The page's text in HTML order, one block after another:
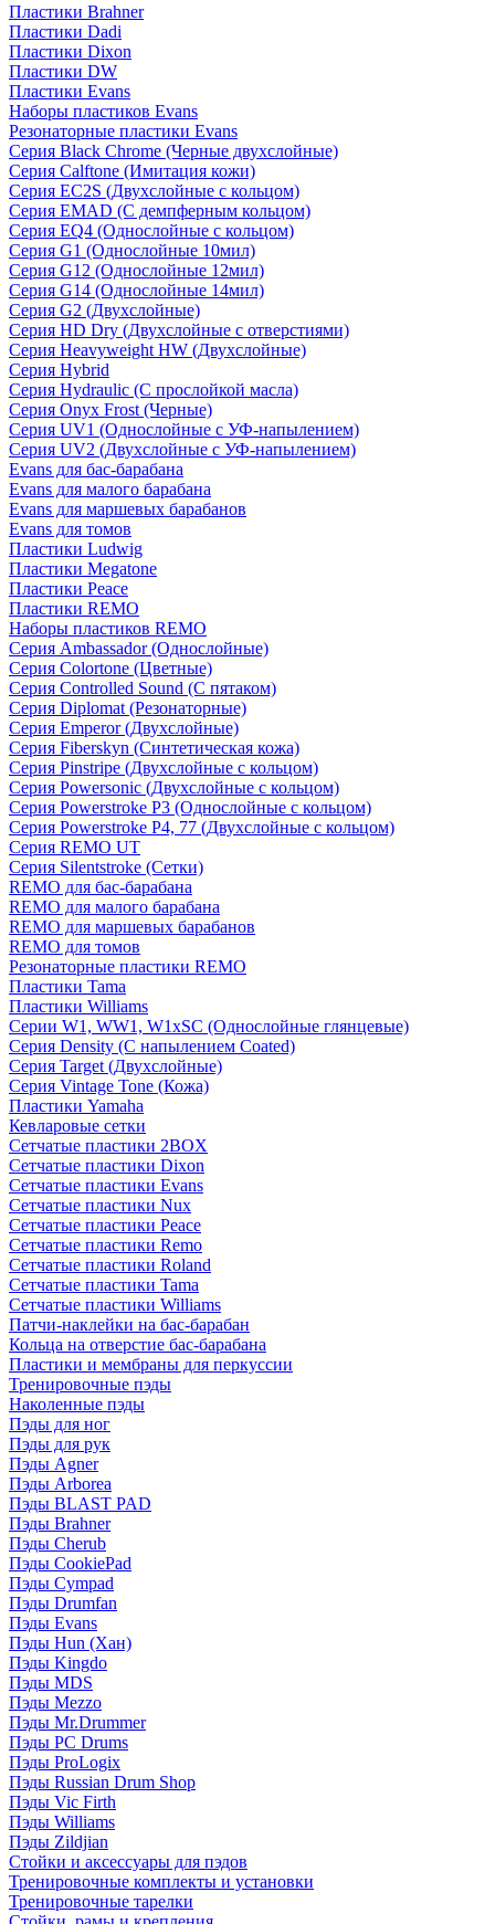
Пластики Brahner
Пластики Dadi
Пластики Dixon
Пластики DW
Пластики Evans
Наборы пластиков Evans
Резонаторные пластики Evans
Серия Black Chrome (Черные двухслойные)
Серия Calftone (Имитация кожи)
Серия EC2S (Двухслойные с кольцом)
Серия EMAD (С демпферным кольцом)
Серия EQ4 (Однослойные с кольцом)
Серия G1 (Однослойные 10мил)
Серия G12 (Однослойные 12мил)
Серия G14 (Однослойные 14мил)
Серия G2 (Двухслойные)
Серия HD Dry (Двухслойные с отверстиями)
Серия Heavyweight HW (Двухслойные)
Серия Hybrid
Серия Hydraulic (С прослойкой масла)
Серия Onyx Frost (Черные)
Серия UV1 (Однослойные с УФ-напылением)
Серия UV2 (Двухслойные с УФ-напылением)
Evans для бас-барабана
Evans для малого барабана
Evans для маршевых барабанов
Evans для томов
Пластики Ludwig
Пластики Megatone
Пластики Peace
Пластики REMO
Наборы пластиков REMO
Серия Ambassador (Однослойные)
Серия Colortone (Цветные)
Серия Controlled Sound (С пятаком)
Серия Diplomat (Резонаторные)
Серия Emperor (Двухслойные)
Серия Fiberskyn (Синтетическая кожа)
Серия Pinstripe (Двухслойные с кольцом)
Серия Powersonic (Двухслойные с кольцом)
Серия Powerstroke P3 (Однослойные с кольцом)
Серия Powerstroke P4, 77 (Двухслойные с кольцом)
Серия REMO UT
Серия Silentstroke (Сетки)
REMO для бас-барабана
REMO для малого барабана
REMO для маршевых барабанов
REMO для томов
Резонаторные пластики REMO
Пластики Tama
Пластики Williams
Серии W1, WW1, W1xSC (Однослойные глянцевые)
Серия Density (C напылением Coated)
Серия Target (Двухслойные)
Серия Vintage Tone (Кожа)
Пластики Yamaha
Кевларовые сетки
Сетчатые пластики 2BOX
Сетчатые пластики Dixon
Сетчатые пластики Evans
Сетчатые пластики Nux
Сетчатые пластики Peace
Сетчатые пластики Remo
Сетчатые пластики Roland
Сетчатые пластики Tama
Сетчатые пластики Williams
Патчи-наклейки на бас-барабан
Кольца на отверстие бас-барабана
Пластики и мембраны для перкуссии
Тренировочные пэды
Наколенные пэды
Пэды для ног
Пэды для рук
Пэды Agner
Пэды Arborea
Пэды BLAST PAD
Пэды Brahner
Пэды Cherub
Пэды CookiePad
Пэды Cympad
Пэды Drumfan
Пэды Evans
Пэды Hun (Хан)
Пэды Kingdo
Пэды MDS
Пэды Mezzo
Пэды Mr.Drummer
Пэды PC Drums
Пэды ProLogix
Пэды Russian Drum Shop
Пэды Vic Firth
Пэды Williams
Пэды Zildjian
Стойки и аксессуары для пэдов
Тренировочные комплекты и установки
Тренировочные тарелки